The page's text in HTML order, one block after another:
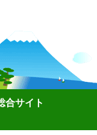
合サイト